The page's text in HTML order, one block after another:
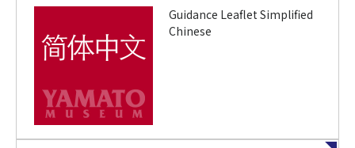
Guidance Leaflet Simplified
Chinese